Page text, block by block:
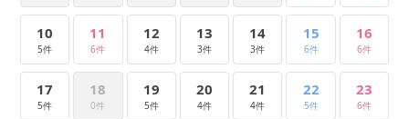
10
5件
11
6件
12
4件
13
3件
14
3件
15
6件
16
6件
17
5件
18
0件
19
5件
20
4件
21
4件
22
5件
23
6件